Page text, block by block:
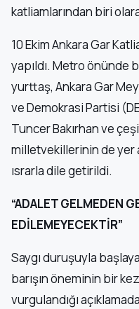
katliamlarından biri
10 Ekim Ankara Gar
yapıldı. Metro önünde
yurttaş, Ankara Gar
ve Demokrasi Partisi
Tuncer Bakırhan ve
milletvekillerinin de yer
ısrarla dile getirildi.
“ADALET GELMEDEN
EDİLEMEYECEKTİR”
Saygı duruşuyla
barışın öneminin bir
vurgulandığı